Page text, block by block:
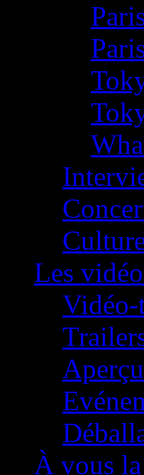
Les
Vidéo-
À vous